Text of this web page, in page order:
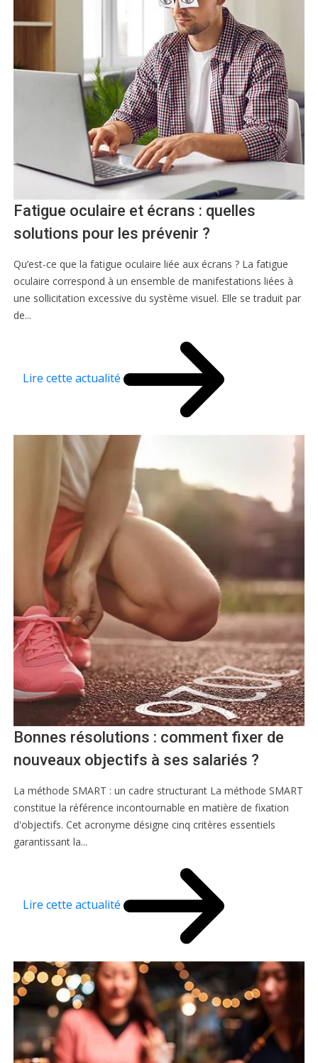
Fatigue oculaire et écrans : quelles
solutions pour les prévenir ?
Qu’est-ce que la fatigue oculaire liée aux écrans ? La fatigue
oculaire correspond à un ensemble de manifestations liées à
une sollicitation excessive du système visuel. Elle se traduit par
de...
Lire cette actualité
Bonnes résolutions : comment fixer de
nouveaux objectifs à ses salariés ?
La méthode SMART : un cadre structurant La méthode SMART
constitue la référence incontournable en matière de fixation
d'objectifs. Cet acronyme désigne cinq critères essentiels
garantissant la...
Lire cette actualité